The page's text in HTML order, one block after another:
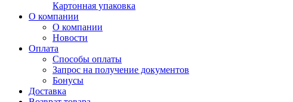
Картонная упаковка
О компании
О компании
Новости
Оплата
Способы оплаты
Запрос на получение документов
Бонусы
Доставка